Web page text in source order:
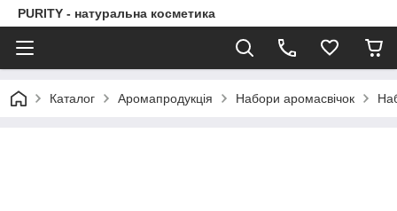
PURITY - натуральна косметика
Каталог Аромапродукція Набори аромасвічок